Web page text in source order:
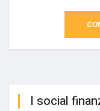
I social